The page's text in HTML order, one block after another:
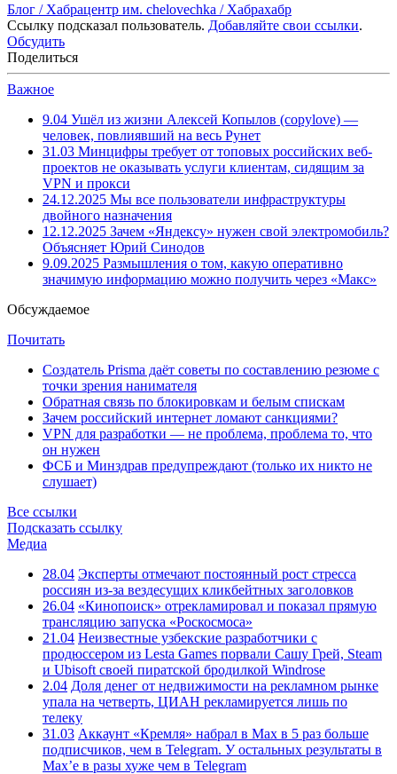
Блог / Хабрацентр им. chelovechka / Хабрахабр
Ссылку подсказал пользователь. Добавляйте свои ссылки.
Обсудить
Поделиться
Важное
9.04 Ушёл из жизни Алексей Копылов (copylove) —
человек, повлиявший на весь Рунет
31.03 Минцифры требует от топовых российских веб-
проектов не оказывать услуги клиентам, сидящим за
VPN и прокси
24.12.2025 Мы все пользователи инфраструктуры
двойного назначения
12.12.2025 Зачем «Яндексу» нужен свой электромобиль?
Объясняет Юрий Синодов
9.09.2025 Размышления о том, какую оперативно
значимую информацию можно получить через «Макс»
Обсуждаемое
Почитать
Создатель Prisma даёт советы по составлению резюме с
точки зрения нанимателя
Обратная связь по блокировкам и белым спискам
Зачем российский интернет ломают санкциями?
VPN для разработки — не проблема, проблема то, что
он нужен
ФСБ и Минздрав предупреждают (только их никто не
слушает)
Все ссылки
Подсказать ссылку
Медиа
28.04 Эксперты отмечают постоянный рост стресса
россиян из-за вездесущих кликбейтных заголовков
26.04 «Кинопоиск» отрекламировал и показал прямую
трансляцию запуска «Роскосмоса»
21.04 Неизвестные узбекские разработчики с
продюссером из Lesta Games порвали Сашу Грей, Steam
и Ubisoft своей пиратской бродилкой Windrose
2.04 Доля денег от недвижимости на рекламном рынке
упала на четверть, ЦИАН рекламируется лишь по
телеку
31.03 Аккаунт «Кремля» набрал в Max в 5 раз больше
подписчиков, чем в Telegram. У остальных результаты в
Max’е в разы хуже чем в Telegram